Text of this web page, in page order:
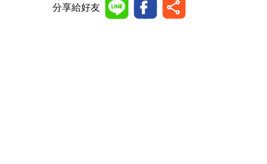
分享給好友